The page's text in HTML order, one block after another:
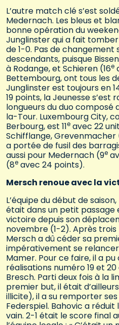
L’autre match clé s’est
Medernach. Les bleus et
bonne opération du
Junglinster qui a fait
de 1-0. Pas de changement
descendants, puisque
à Rodange, et Schieren (16e
Bettembourg, ont tous les
Junglinster est toujours en
19 points, la Jeunesse s’est
longueurs du duo composé
la-Tour. Luxembourg City,
Berbourg, est 11e avec 22
Schifflange, Grevenmacher
a portée de fusil des
aussi pour Medernach (9e
(8e avec 24 points).
Mersch renoue avec la
L’équipe du début de
était dans un petit passage
victoire depuis son
novembre (1-2). Après
Mersch a dû céder sa
impérativement se
Mamer. Pour ce faire, il a
réalisations numéro 19 et
Bresch. Parti deux fois à la
premier but, il était
illicite), il a su remporter
Federspiel. Bahovic a
vain. 2-1 était le score final